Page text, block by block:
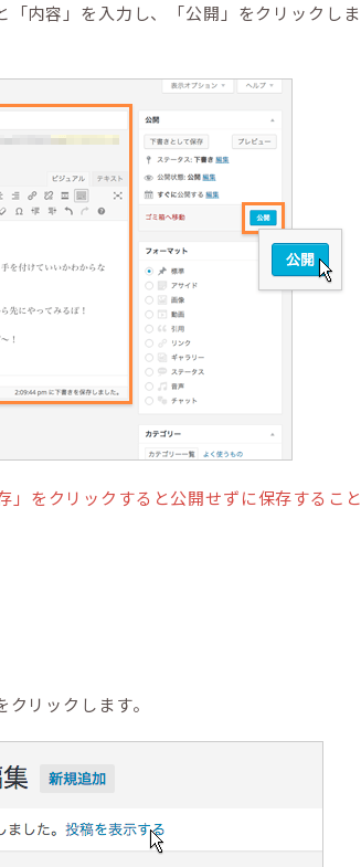
「内容」を入力し、「公開」をクリックしま
」をクリックすると公開せずに保存すること
クリックします。